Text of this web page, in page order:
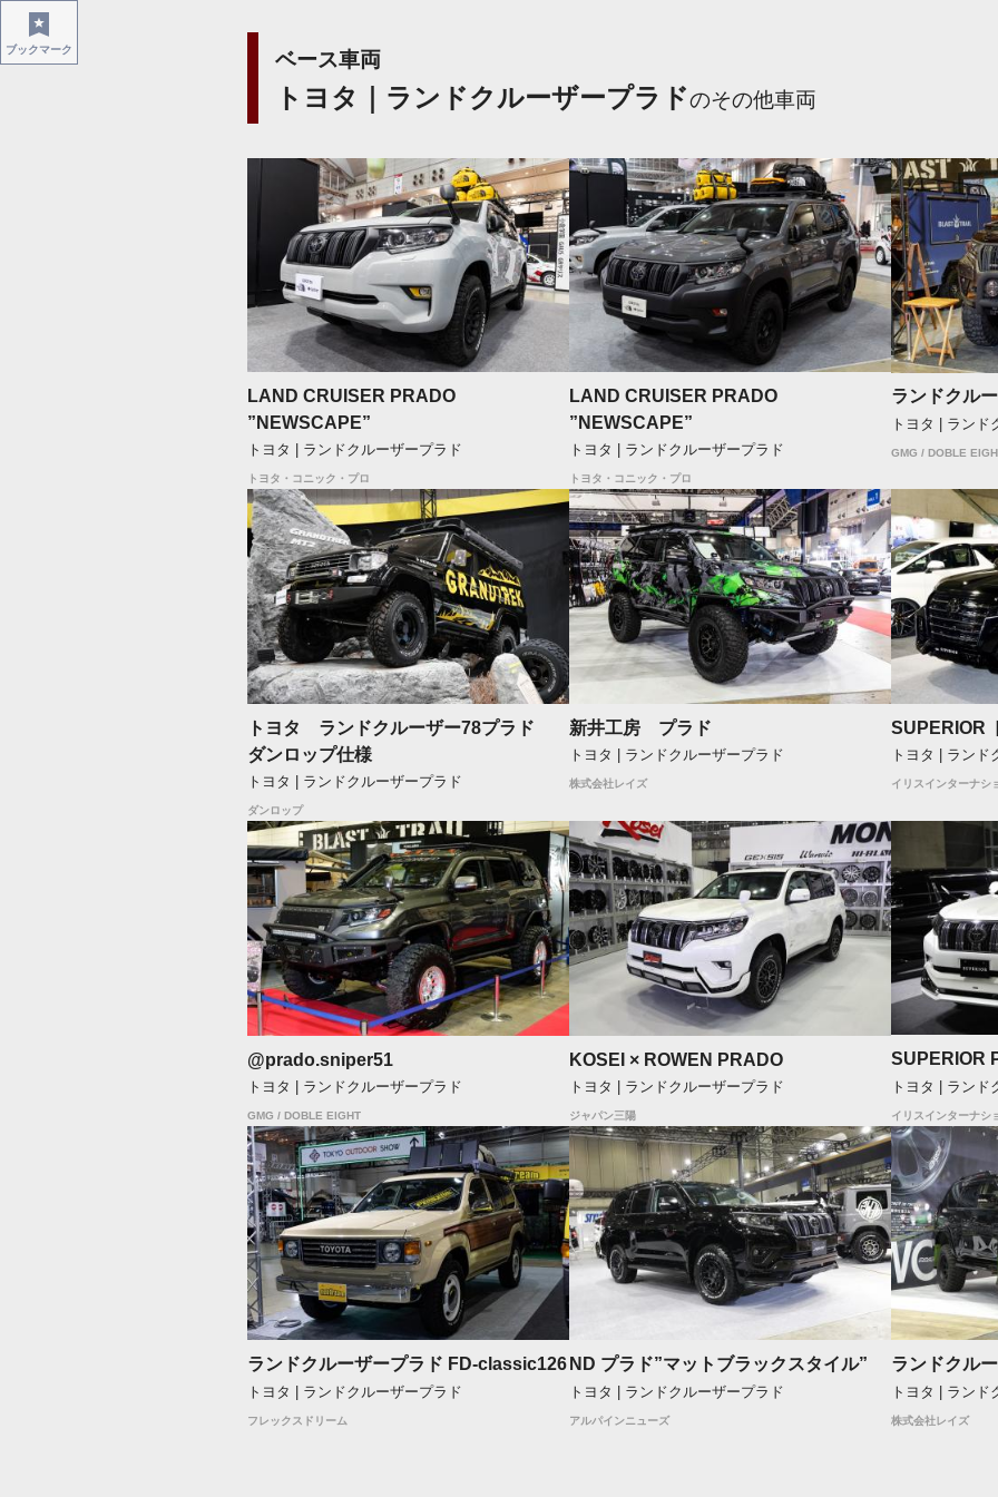
ベース車両
トヨタ｜ランドクルーザープラドのその他車両
LAND CRUISER PRADO
”NEWSCAPE”
トヨタ | ランドクルーザープラド
トヨタ・コニック・プロ
LAND CRUISER PRADO
”NEWSCAPE”
トヨタ | ランドクルーザープラド
トヨタ・コニック・プロ
ランドクル
トヨタ | ランド
GMG / DOBLE
トヨタ ランドクルーザー78プラド
ダンロップ仕様
トヨタ | ランドクルーザープラド
ダンロップ
新井工房 プラド
トヨタ | ランドクルーザープラド
株式会社レイズ
SUPERIOR
トヨタ | ランド
イリスインターナシ
@prado.sniper51
トヨタ | ランドクルーザープラド
GMG / DOBLE EIGHT
KOSEI × ROWEN PRADO
トヨタ | ランドクルーザープラド
ジャパン三陽
SUPERIOR
トヨタ | ランド
イリスインターナシ
ランドクルーザープラド FD-classic126
トヨタ | ランドクルーザープラド
フレックスドリーム
ND プラド”マットブラックスタイル”
トヨタ | ランドクルーザープラド
アルパインニューズ
ランドクル
トヨタ | ランド
株式会社レイズ
ブックマーク